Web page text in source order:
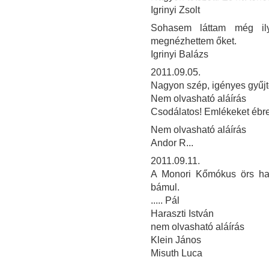
Igrinyi Zsolt
Sohasem láttam még
megnézhettem őket.
Igrinyi Balázs
2011.09.05.
Nagyon szép, igényes
Nem olvasható aláírás
Csodálatos! Emlékeket
Nem olvasható aláírás
Andor R...
2011.09.11.
A Monori Kőmókus örs
bámul.
..... Pál
Haraszti István
nem olvasható aláírás
Klein János
Misuth Luca